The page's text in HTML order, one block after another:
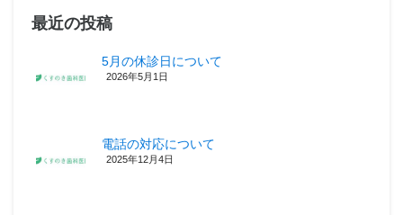
最近の投稿
5月の休診日について
2026年5月1日
電話の対応について
2025年12月4日